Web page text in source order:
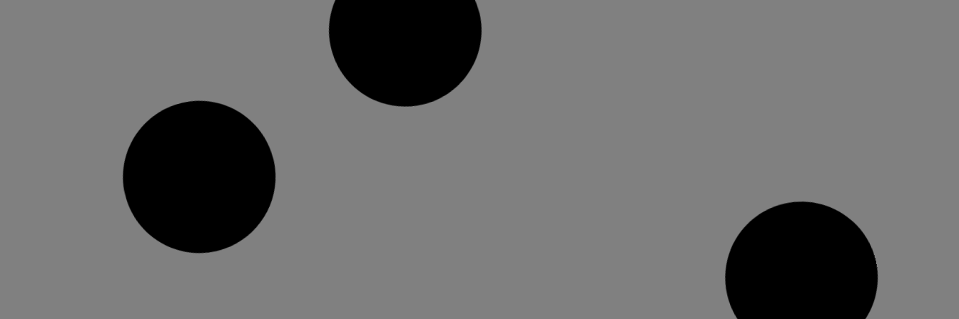
Compromís per l’Alcúdia lamenta
que el PSOE no done suport a
sol·licitar al sindic de comptes una
auditoria economicofinancera
L’esmena de Compromís dona un gir a la moció
del PP al sol·licitar l’auditoria no a una empresa
privada sinó a un organisme públic En el passat